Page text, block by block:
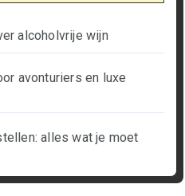
alcoholvrije wijn
avonturiers en luxe
alles wat je moet